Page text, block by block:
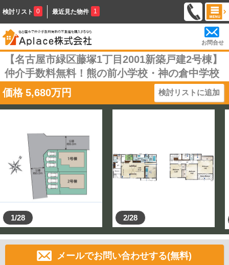
検討リスト 0 最近見た物件 1
お問合せ
【名古屋市緑区藤塚1丁目2001新築戸建2号棟】
仲介手数料無料！熊の前小学校・神の倉中学校
価格 5,680万円 検討リストに追加
1/28 2/28
メールでお問い合わせする(無料)